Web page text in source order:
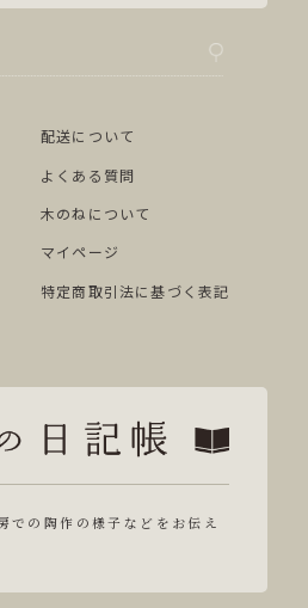
配送について
よくある質問
木のねについて
マイページ
特定商取引法に基づく表記
での陶作の様子などをお伝え